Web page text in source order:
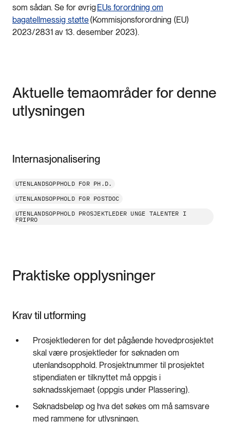
som sådan. Se for øvrig EUs forordning om
bagatellmessig støtte(Kommisjonsforordning (EU)
2023/2831 av 13. desember 2023).
Aktuelle temaområder for denne
utlysningen
Internasjonalisering
UTENLANDSOPPHOLD FOR PH.D.
UTENLANDSOPPHOLD FOR POSTDOC
UTENLANDSOPPHOLD PROSJEKTLEDER UNGE TALENTER I
FRIPRO
Praktiske opplysninger
Krav til utforming
Prosjektlederen for det pågående hovedprosjektet
skal være prosjektleder for søknaden om
utenlandsopphold. Prosjektnummer til prosjektet
stipendiaten er tilknyttet må oppgis i
søknadsskjemaet (oppgis under Plassering).
Søknadsbeløp og hva det søkes om må samsvare
med rammene for utlysningen.